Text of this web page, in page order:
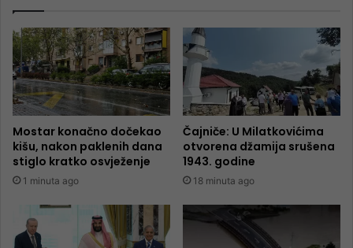
Mostar konačno dočekao
kišu, nakon paklenih dana
stiglo kratko osvježenje
1 minuta ago
Čajniče: U Milatkovićima
otvorena džamija srušena
1943. godine
18 minuta ago